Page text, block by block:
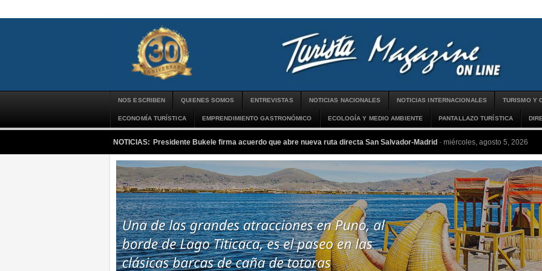
NOS ESCRIBEN QUIENES SOMOS ENTREVISTAS NOTICIAS NACIONALES NOTICIAS INTERNACIONALES TURISMO Y
ECONOMÍA TURÍSTICA EMPRENDIMIENTO GASTRONÓMICO ECOLOGÍA Y MEDIO AMBIENTE PANTALLAZO TURÍSTICA
NOTICIAS: Presidente Bukele firma acuerdo que abre nueva ruta directa San Salvador-Madrid - miércoles, agosto 5, 2026